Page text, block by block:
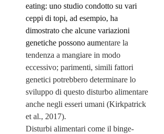
eating: uno studio condotto su vari
ceppi di topi, ad esempio, ha
dimostrato che alcune variazioni
genetiche possono aumentare la
tendenza a mangiare in modo
eccessivo; parimenti, simili fattori
genetici potrebbero determinare lo
sviluppo di questo disturbo alimentare
anche negli esseri umani (Kirkpatrick
et al., 2017).
Disturbi alimentari come il binge-